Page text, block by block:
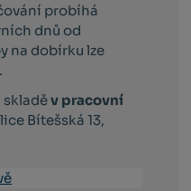
probíhá
dnů od
na dobírku lze
skladěv pracovní
Bítešská 13,